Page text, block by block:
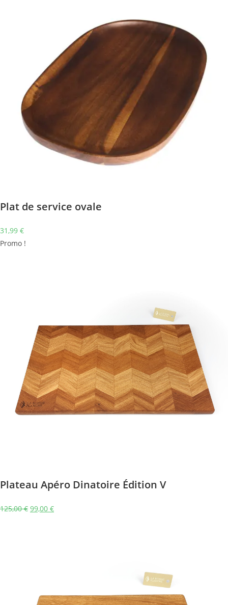
Plat de service ovale
31,99 €
Promo !
Plateau Apéro Dinatoire Édition V
125,00€ 99,00 €